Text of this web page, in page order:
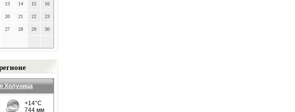
13 14 15 16
20 21 22 23
27 28 29 30
Холуница